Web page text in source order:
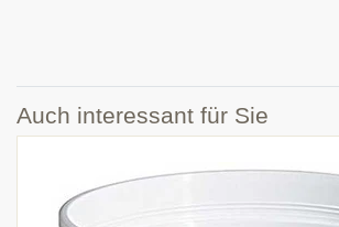
Auch interessant für Sie